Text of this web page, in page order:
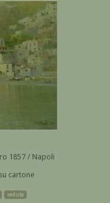
1857 / Napoli
cartone
veduta